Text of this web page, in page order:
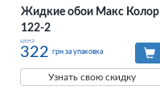
Жидкие обои Макс Колор
122-2
цена
322 грн за упаковка
Узнать свою скидку